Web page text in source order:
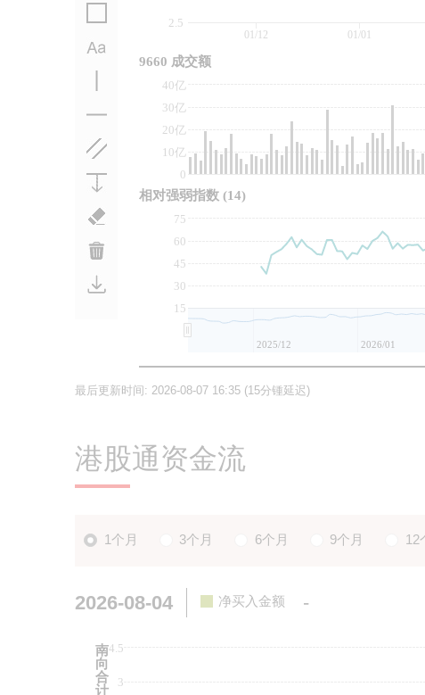
2.5
0
10亿
20亿
30亿
40亿
15
30
45
60
75
01/12 01/01
2025/12 2026/01
9660 成交额
相对强弱指数 (14)
最后更新时间: 2026-08-07 16:35 (15分锺延迟)
港股通资金流
1个月 3个月 6个月 9个月 12
2026-08-04 净买入金额 -
3
4.5
南
向
合
计